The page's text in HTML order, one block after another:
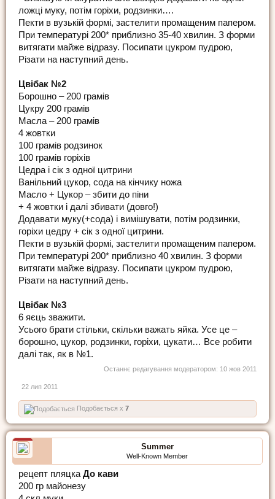
ложці муку, потім горіхи, родзинки….
Пекти в вузькій формі, застелити промащеним папером.
При температурі 200* приблизно 35-40 хвилин. З форми
витягати майже відразу. Посипати цукром пудрою,
Різати на наступний день.
Цвібак №2
Борошно – 200 грамів
Цукру 200 грамів
Масла – 200 грамів
4 жовтки
100 грамів родзинок
100 грамів горіхів
Цедра і сік з одної цитрини
Ванільний цукор, сода на кінчику ножа
Масло + Цукор – збити до піни
+ 4 жовтки і далі збивати (довго!)
Додавати муку(+сода) і вимішувати, потім родзинки,
горіхи цедру + сік з одної цитрини.
Пекти в вузькій формі, застелити промащеним папером.
При температурі 200* приблизно 40 хвилин. З форми
витягати майже відразу. Посипати цукром пудрою,
Різати на наступний день.
Цвібак №3
6 яєць зважити.
Усього брати стільки, скільки важать яйка. Усе це –
борошно, цукор, родзинки, горіхи, цукати… Все робити
далі так, як в №1.
Останнє редагування модератором: 10 жов 2011
22 лип 2011
Подобається x 7
Summer
Well-Known Member
рецепт пляцка До кави
200 гр майонезу